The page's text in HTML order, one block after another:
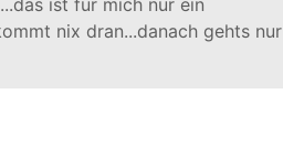
ist für mich nur ein
nix dran...danach gehts nur